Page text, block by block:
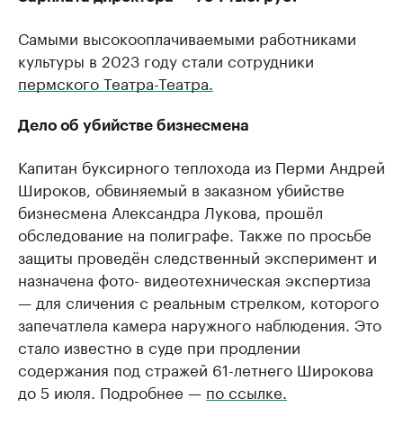
Самыми высокооплачиваемыми работниками
культуры в 2023 году стали сотрудники
пермского Театра-Театра.
Дело об убийстве бизнесмена
Капитан буксирного теплохода из Перми Андрей
Широков, обвиняемый в заказном убийстве
бизнесмена Александра Лукова, прошёл
обследование на полиграфе. Также по просьбе
защиты проведён следственный эксперимент и
назначена фото- видеотехническая экспертиза
— для сличения с реальным стрелком, которого
запечатлела камера наружного наблюдения. Это
стало известно в суде при продлении
содержания под стражей 61-летнего Широкова
до 5 июля. Подробнее — по ссылке.